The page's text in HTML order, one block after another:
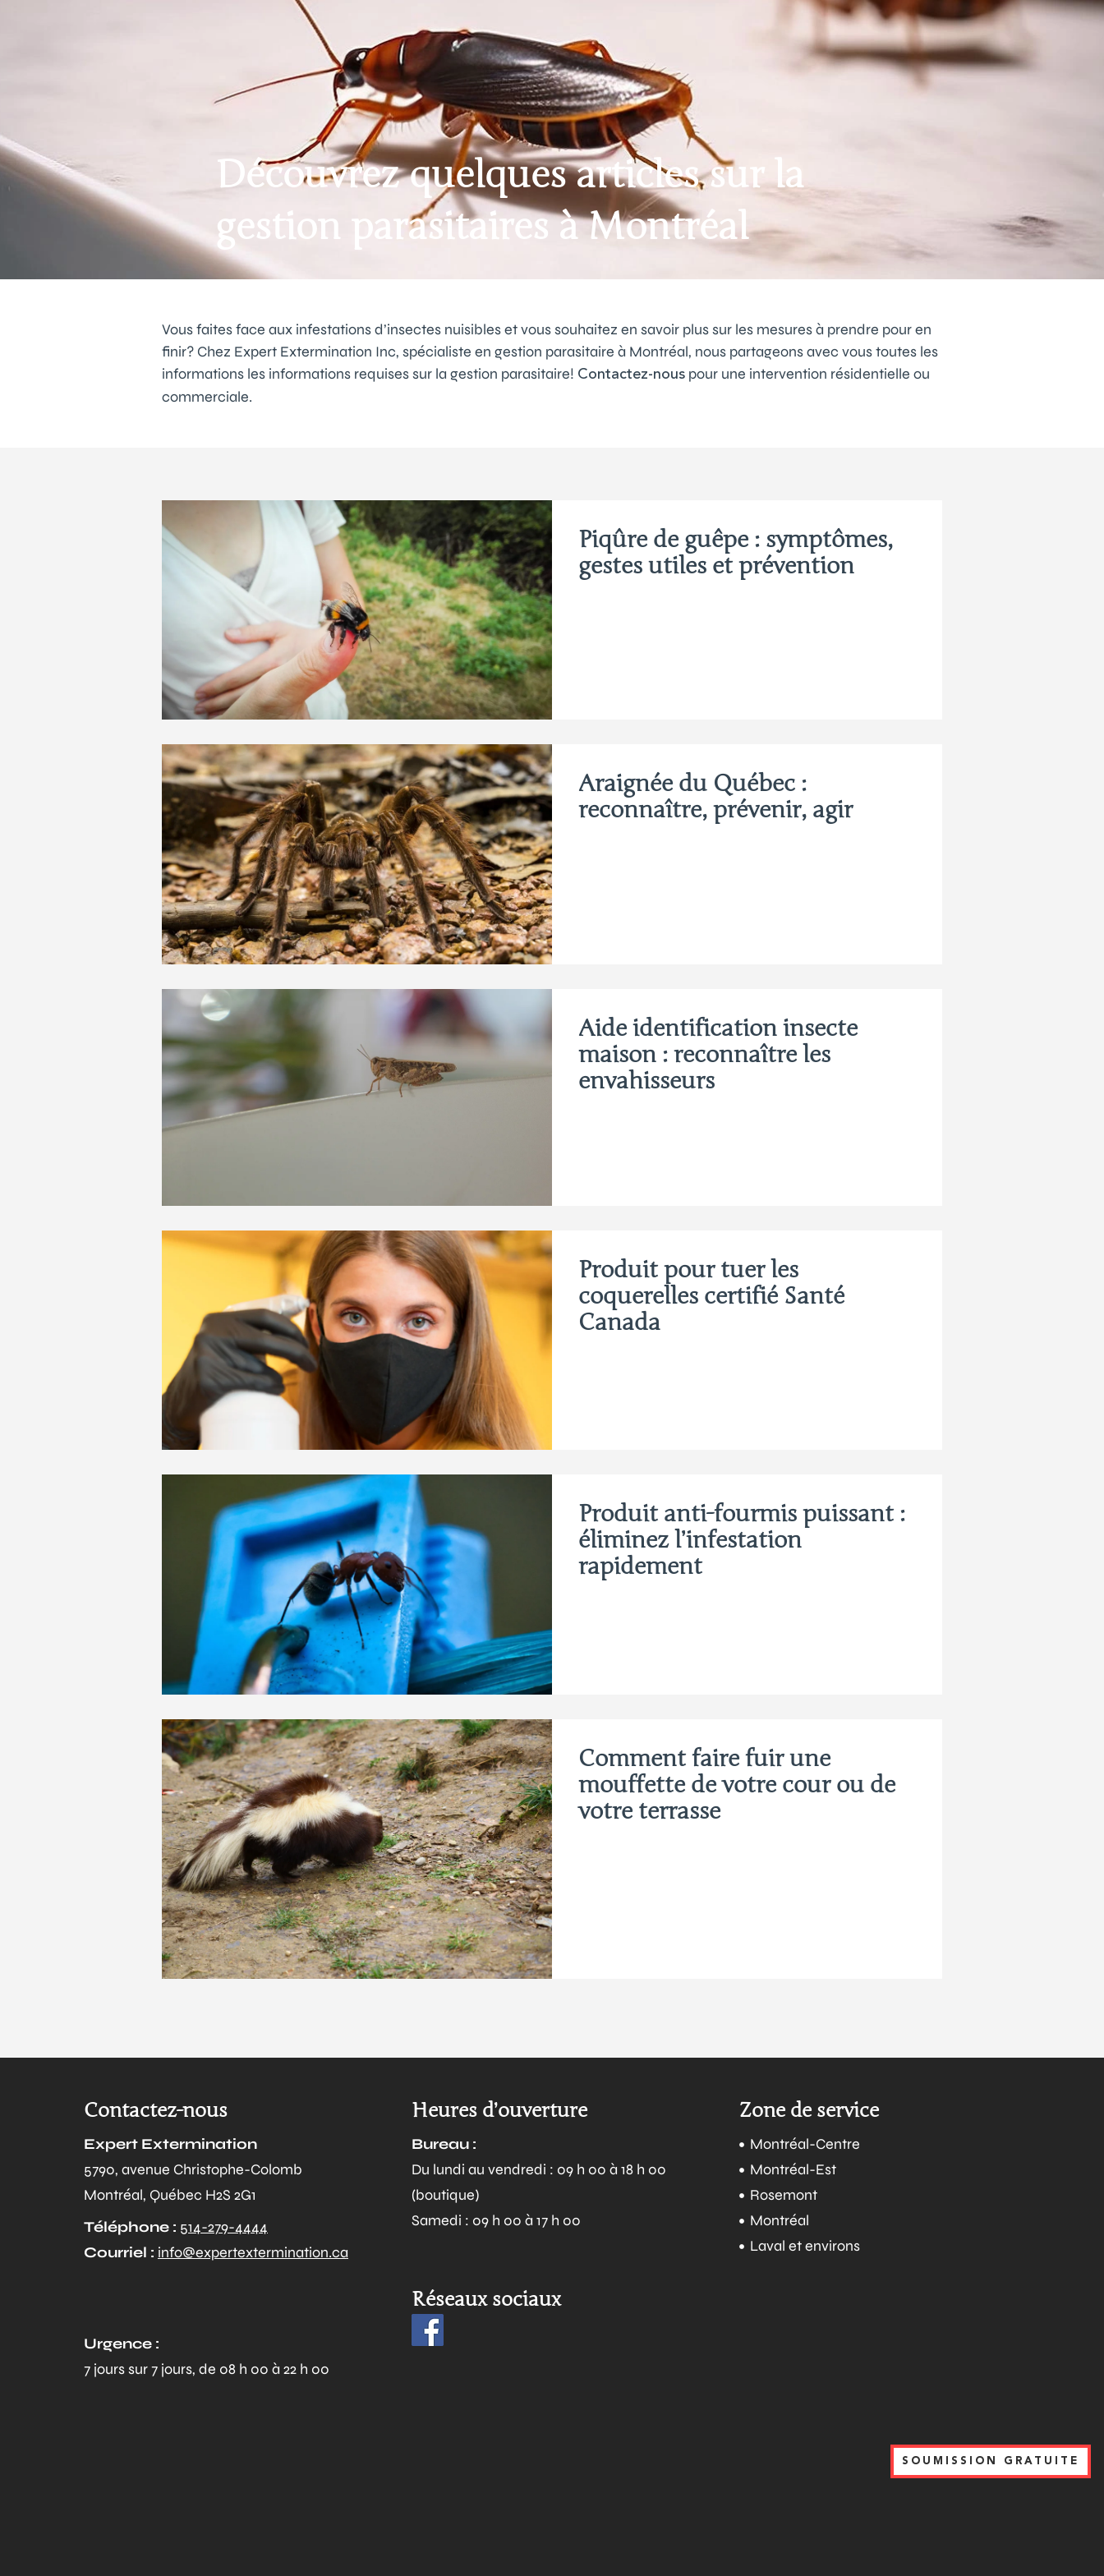
Découvrez quelques articles sur la
gestion parasitaires à Montréal
Vous faites face aux infestations d’insectes nuisibles et vous souhaitez en savoir plus sur les mesures à prendre pour en
finir? Chez Expert Extermination Inc, spécialiste en gestion parasitaire à Montréal, nous partageons avec vous toutes les
informations les informations requises sur la gestion parasitaire! Contactez-nous pour une intervention résidentielle ou
commerciale.
Piqûre de guêpe : symptômes,
gestes utiles et prévention
Araignée du Québec :
reconnaître, prévenir, agir
Aide identification insecte
maison : reconnaître les
envahisseurs
Produit pour tuer les
coquerelles certifié Santé
Canada
Produit anti-fourmis puissant :
éliminez l’infestation
rapidement
Comment faire fuir une
mouffette de votre cour ou de
votre terrasse
Contactez-nous
Expert Extermination
5790, avenue Christophe-Colomb
Montréal, Québec H2S 2G1
Téléphone : 514-279-4444
Courriel : info@expertextermination.ca
Urgence :
7 jours sur 7 jours, de 08 h 00 à 22 h 00
Heures d’ouverture
Bureau :
Du lundi au vendredi : 09 h 00 à 18 h 00
(boutique)
Samedi : 09 h 00 à 17 h 00
Réseaux sociaux
Zone de service
Montréal-Centre
Montréal-Est
Rosemont
Montréal
Laval et environs
SOUMISSION GRATUITE